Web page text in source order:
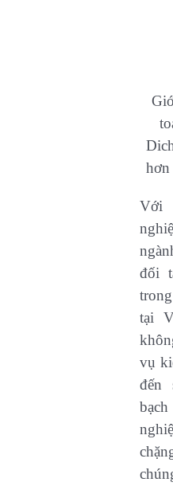
hơn
Với
đối
tại
vụ
đến